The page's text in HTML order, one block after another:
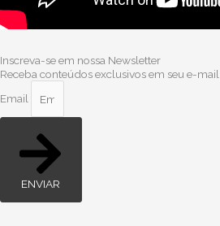
Inscreva-se em nossa Newsletter
Receba conteúdos exclusivos em seu e-mail
Email
ENVIAR